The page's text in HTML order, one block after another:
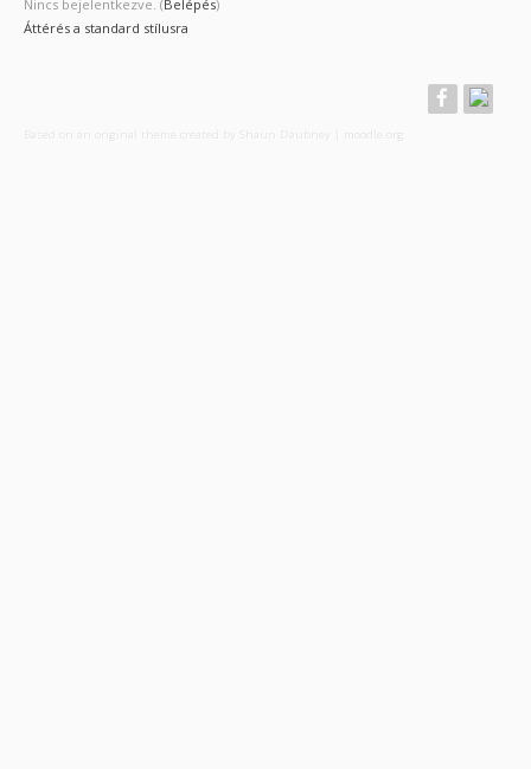
Nincs bejelentkezve. (Belépés)
Áttérés a standard stílusra